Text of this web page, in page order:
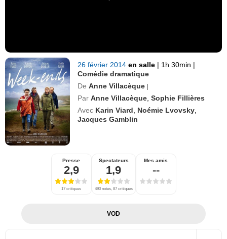
26 février 2014en salle | 1h 30min |
Comédie dramatique
De Anne Villacèque |
Par Anne Villacèque ,Sophie Fillières
Avec Karin Viard Noémie Lvovsky
Jacques Gamblin
Presse
2,9
17 critiques
Spectateurs
1,9
490 notes, 87 critiques
Mes amis
--
VOD